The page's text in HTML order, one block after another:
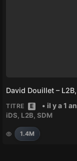
TITRE E • il y a 1 an
iDS, L2B,SDM
1.4M